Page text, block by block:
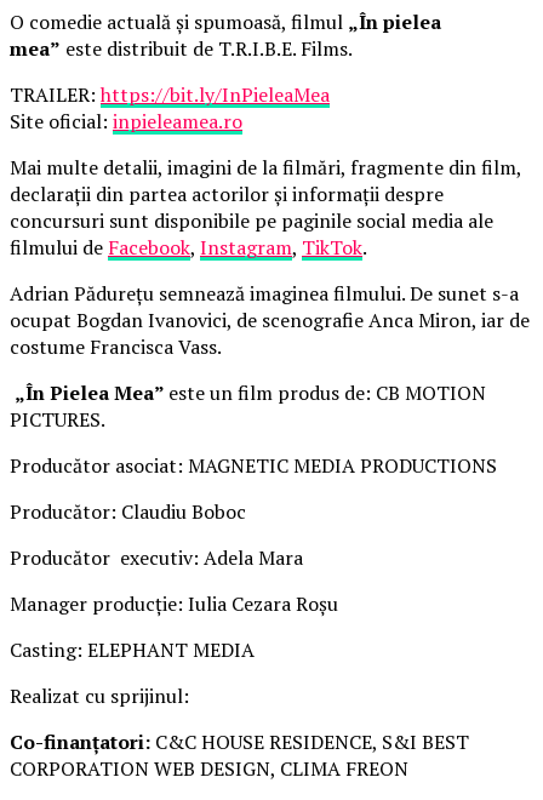
O comedie actuală și spumoasă, filmul „În pielea
mea” este distribuit de T.R.I.B.E. Films.
TRAILER:https://bit.ly/InPieleaMea
Site oficial: inpieleamea.ro
Mai multe detalii, imagini de la filmări, fragmente din film,
declarații din partea actorilor și informații despre
concursuri sunt disponibile pe paginile social media ale
filmului de Facebook, Instagram, TikTok.
Adrian Pădurețu semnează imaginea filmului. De sunet s-a
ocupat Bogdan Ivanovici, de scenografie Anca Miron, iar de
costume Francisca Vass.
„În Pielea Mea” este un film produs de: CB MOTION
PICTURES.
Producător asociat: MAGNETIC MEDIA PRODUCTIONS
Producător: Claudiu Boboc
Producător executiv: Adela Mara
Manager producție: Iulia Cezara Roșu
Casting: ELEPHANT MEDIA
Realizat cu sprijinul:
Co-finanțatori: C&C HOUSE RESIDENCE, S&I BEST
CORPORATION WEB DESIGN, CLIMA FREON